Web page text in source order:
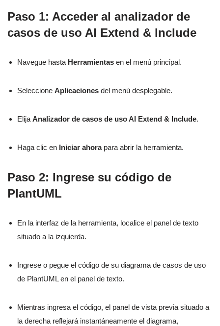
Paso 1: Acceder al analizador de
casos de uso AI Extend & Include
Navegue hasta Herramientas en el menú principal.
Seleccione Aplicaciones del menú desplegable.
Elija Analizador de casos de uso AI Extend & Include.
Haga clic en Iniciar ahorapara abrir la herramienta.
Paso 2: Ingrese su código de
PlantUML
En la interfaz de la herramienta, localice el panel de texto
situado a la izquierda.
Ingrese o pegue el código de su diagrama de casos de uso
de PlantUML en el panel de texto.
Mientras ingresa el código, el panel de vista previa situado a
la derecha reflejará instantáneamente el diagrama,